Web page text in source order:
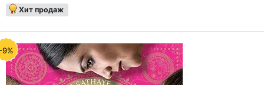
Хит продаж
9%